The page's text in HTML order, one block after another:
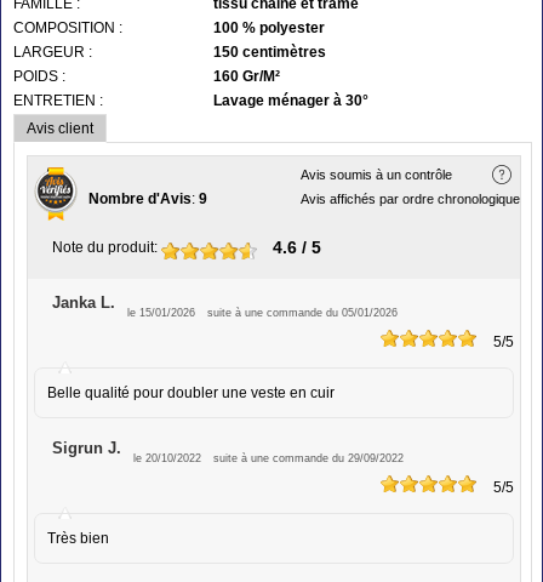
FAMILLE :
tissu chaine et trame
COMPOSITION :
100 % polyester
LARGEUR :
150 centimètres
POIDS :
160 Gr/M²
ENTRETIEN :
Lavage ménager à 30°
Avis client
Avis soumis à un contrôle
Avis affichés par ordre chronologique
Nombre d'Avis: 9
Note du produit: 4.6 / 5
Janka L.
le 15/01/2026 suite à une commande du 05/01/2026
5/5
Belle qualité pour doubler une veste en cuir
Sigrun J.
le 20/10/2022 suite à une commande du 29/09/2022
5/5
Très bien